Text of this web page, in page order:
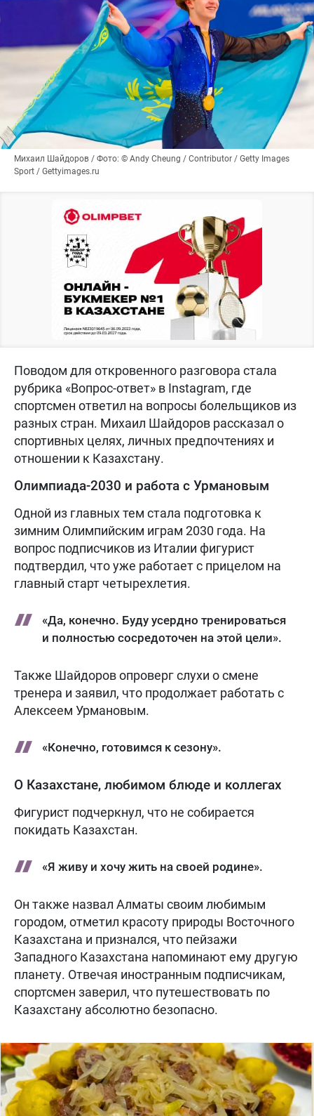
Михаил Шайдоров / Фото: © Andy Cheung / Contributor / Getty Images
Sport / Gettyimages.ru
Поводом для откровенного разговора стала
рубрика «Вопрос-ответ» в Instagram, где
спортсмен ответил на вопросы болельщиков из
разных стран. Михаил Шайдоров рассказал о
спортивных целях, личных предпочтениях и
отношении к Казахстану.
Олимпиада-2030 и работа с Урмановым
Одной из главных тем стала подготовка к
зимним Олимпийским играм 2030 года. На
вопрос подписчиков из Италии фигурист
подтвердил, что уже работает с прицелом на
главный старт четырехлетия.
«Да, конечно. Буду усердно тренироваться
и полностью сосредоточен на этой цели».
Также Шайдоров опроверг слухи о смене
тренера и заявил, что продолжает работать с
Алексеем Урмановым.
«Конечно, готовимся к сезону».
О Казахстане, любимом блюде и коллегах
Фигурист подчеркнул, что не собирается
покидать Казахстан.
«Я живу и хочу жить на своей родине».
Он также назвал Алматы своим любимым
городом, отметил красоту природы Восточного
Казахстана и признался, что пейзажи
Западного Казахстана напоминают ему другую
планету. Отвечая иностранным подписчикам,
спортсмен заверил, что путешествовать по
Казахстану абсолютно безопасно.